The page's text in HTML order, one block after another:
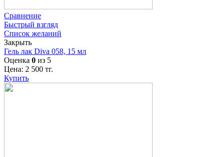
Сравнение
Быстрый взгляд
Список желаний
Закрыть
Гель лак Diva 058, 15 мл
Оценка 0 из 5
Цена: 2 500 тг.
Купить